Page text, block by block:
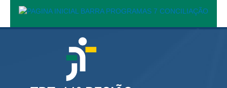
Automação e IA
Governança de TI
Gestão Estratégica
Governança das Contratações Obras